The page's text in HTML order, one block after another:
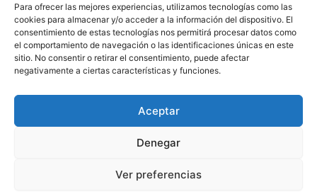
Para ofrecer las mejores experiencias, utilizamos tecnologías como las
cookies para almacenar y/o acceder a la información del dispositivo. El
consentimiento de estas tecnologías nos permitirá procesar datos como
el comportamiento de navegación o las identificaciones únicas en este
sitio. No consentir o retirar el consentimiento, puede afectar
negativamente a ciertas características y funciones.
Aceptar
Denegar
Ver preferencias
inmediatamente con el anís dulce, muy fácil con
unDecopen.
Fuente:Mis thermofavoritos
ANTERIOR SIGUIENTE